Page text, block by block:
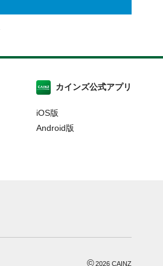
カインズ公式アプリ
iOS版
Android版
©2026 CAINZ